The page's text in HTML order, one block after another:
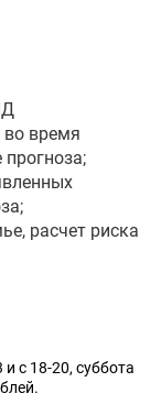
время
прогноза;
расчет риска
с 18-20, суббота